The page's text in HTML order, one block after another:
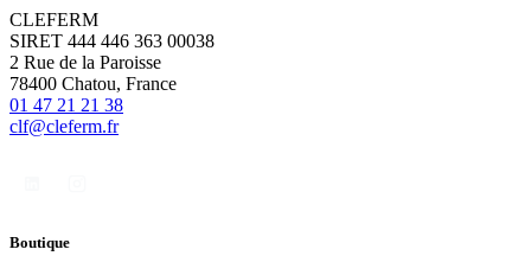
CLEFERM
SIRET 444 446 363 00038
2 Rue de la Paroisse
78400 Chatou, France
01 47 21 21 38
clf@cleferm.fr
Boutique